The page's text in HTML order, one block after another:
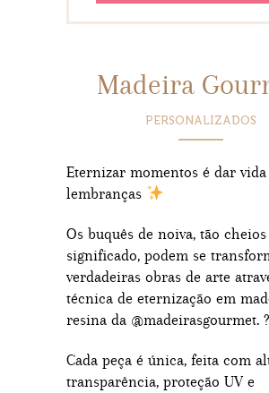
Madeira
PERSONALIZADOS
Eternizar momentos é dar
lembranças
Os buquês de noiva, tão cheios
significado, podem se
verdadeiras obras de arte
técnica de eternização em
resina da @madeirasgourmet.
Cada peça é única, feita com
transparência, proteção UV e